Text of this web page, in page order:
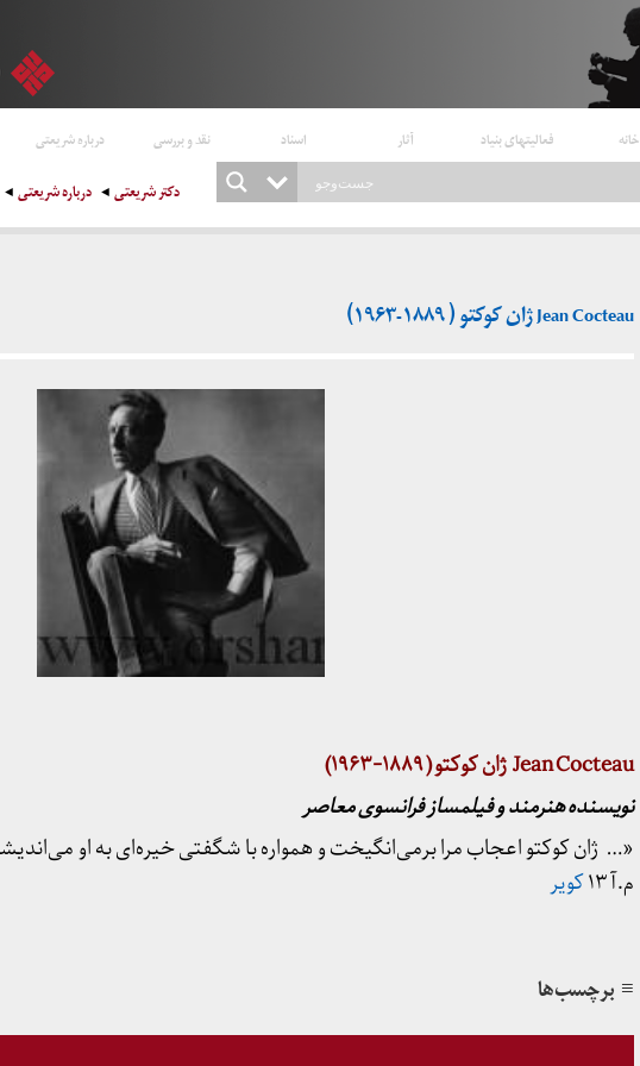
خانه فعالیتهای بنیاد آثار اسناد نقد و بررسی درباره شریعتی
دکتر شریعتی درباره شریعتی
Jean Cocteau ژان کوکتو ( ۱۸۸۹-۱۹۶۳)
Jean Cocteau ژان کوکتو ( ۱۸۸۹-۱۹۶۳)
نویسنده هنرمند و فیلمساز فرانسوی معاصر
«… ژان کوکتو اعجاب مرا برمی‌انگیخت و همواره با شگفتی خیره‌ای به او
م.آ ۱۳
کویر
≡ برچسب‌ها